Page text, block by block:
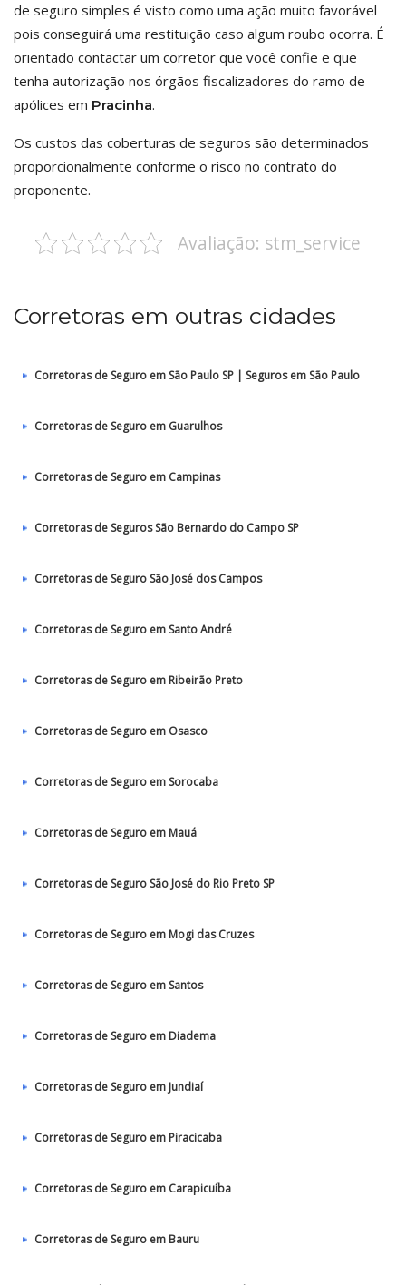
de seguro simples é visto como uma ação muito favorável
pois conseguirá uma restituição caso algum roubo ocorra. É
orientado contactar um corretor que você confie e que
tenha autorização nos órgãos fiscalizadores do ramo de
apólices em Pracinha.
Os custos das coberturas de seguros são determinados
proporcionalmente conforme o risco no contrato do
proponente.
Avaliação: stm_service
Corretoras em outras cidades
Corretoras de Seguro em São Paulo SP | Seguros em São Paulo
Corretoras de Seguro em Guarulhos
Corretoras de Seguro em Campinas
Corretoras de Seguros São Bernardo do Campo SP
Corretoras de Seguro São José dos Campos
Corretoras de Seguro em Santo André
Corretoras de Seguro em Ribeirão Preto
Corretoras de Seguro em Osasco
Corretoras de Seguro em Sorocaba
Corretoras de Seguro em Mauá
Corretoras de Seguro São José do Rio Preto SP
Corretoras de Seguro em Mogi das Cruzes
Corretoras de Seguro em Santos
Corretoras de Seguro em Diadema
Corretoras de Seguro em Jundiaí
Corretoras de Seguro em Piracicaba
Corretoras de Seguro em Carapicuíba
Corretoras de Seguro em Bauru